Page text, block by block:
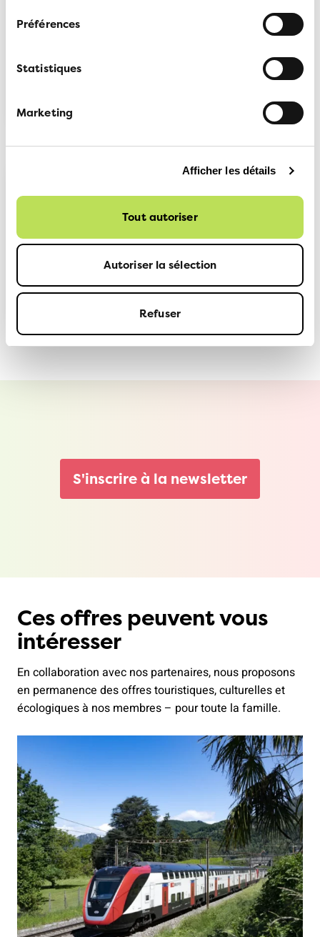
Préférences
Statistiques
Marketing
Afficher les détails
Tout autoriser
Autoriser la sélection
Refuser
publics
Le train plutôt que
Le train plutôt que l'avion
S'inscrire à la newsletter
Ces offres peuvent vous
intéresser
En collaboration avec nos partenaires, nous proposons
en permanence des offres touristiques, culturelles et
écologiques à nos membres – pour toute la famille.